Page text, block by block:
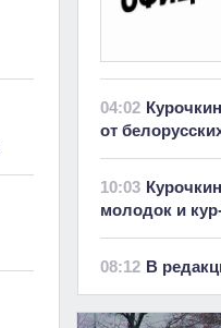
04:02
от
10:03
молодок и
08:12 В